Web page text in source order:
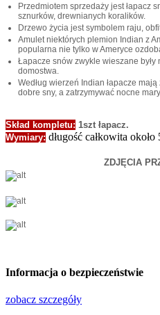
Przedmiotem sprzedaży jest łapacz
sznurków, drewnianych koralików.
Drzewo życia jest symbolem raju,
Amulet niektórych plemion Indian z
popularna nie tylko w Ameryce
Łapacze snów zwykle wieszane
domostwa.
Według wierzeń Indian łapacze
dobre sny, a zatrzymywać nocne
Skład kompletu: 1szt łapacz.
Wymiary: długość całkowita
ZDJĘCIA
Informacja o bezpieczeństwie
zobacz szczegóły